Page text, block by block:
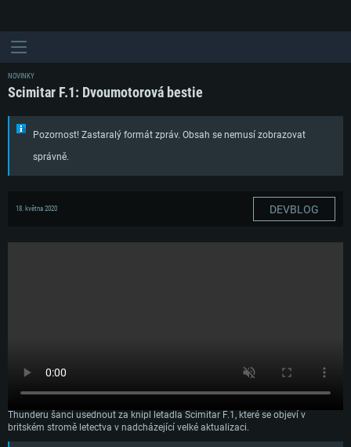
NOVINKY
Scimitar F.1: Dvoumotorová bestie
Pozornost! Zastaralý formát zpráv. Obsah se nemusí zobrazovat
správně.
18. května 2020 DEVBLOG
Scimitar je dvoumotorový proudový námořní bitevník, vyvinutý koncem 50. let
Thunderu šanci usednout za knipl letadla Scimitar F.1, které se objeví v
britském stromě letectva v nadcházející velké aktualizaci.